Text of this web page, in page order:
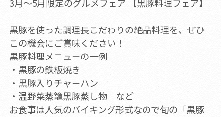
3月～5月限定のグルメフェア 【黒豚料理フェア】
黒豚を使った調理長こだわりの絶品料理を、ぜひ
この機会にご賞味ください！
黒豚料理メニューの一例
・黒豚の鉄板焼き
・黒豚入りチャーハン
・温野菜蒸籠黒豚蒸し物 など
お食事は人気のバイキング形式なので旬の「黒豚